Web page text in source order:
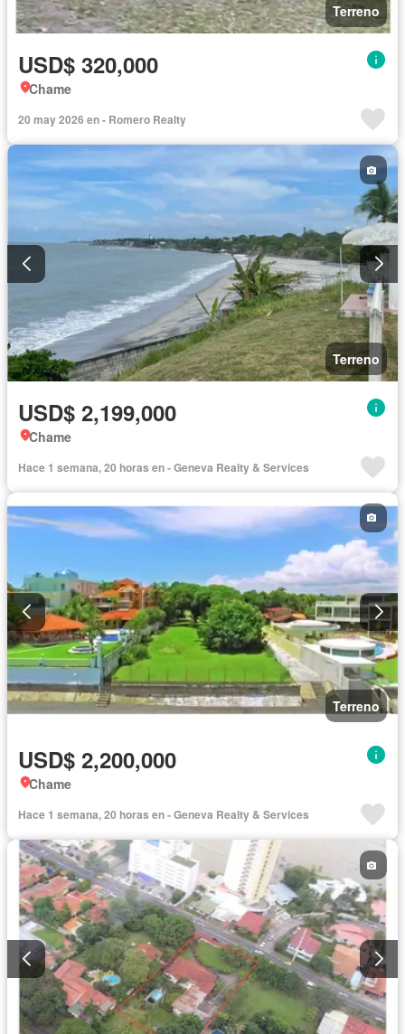
Terreno
USD$ 320,000
Chame
20 may 2026 en - Romero Realty
Terreno
USD$ 2,199,000
Chame
Hace 1 semana, 20 horas en - Geneva Realty & Services
Terreno
USD$ 2,200,000
Chame
Hace 1 semana, 20 horas en - Geneva Realty & Services